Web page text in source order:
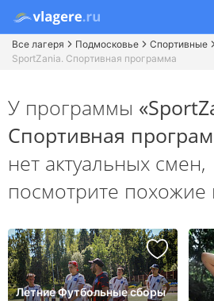
Все лагеря Подмосковье
Спортивные
SportZania. Спортивная программа
У программы
Спортивная
нет актуальных смен,
посмотрите
Летние Футбольные сборы